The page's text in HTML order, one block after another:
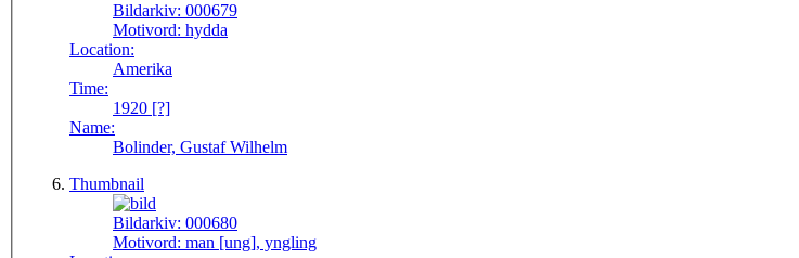
Bildarkiv: 000679
Motivord: hydda
Location:
Amerika
Time:
1920 [?]
Name:
Bolinder, Gustaf Wilhelm
Thumbnail
Bildarkiv: 000680
Motivord: man [ung], yngling